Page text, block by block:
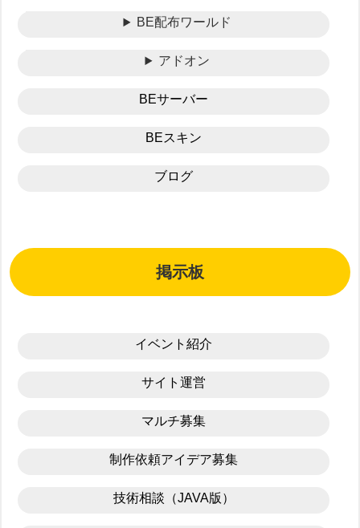
BE配布ワールド
アドオン
BEサーバー
BEスキン
ブログ
掲示板
イベント紹介
サイト運営
マルチ募集
制作依頼アイデア募集
技術相談（JAVA版）